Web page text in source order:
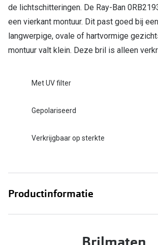
de lichtschitteringen. De Ray-Ban
een vierkant montuur. Dit past goed bij
langwerpige, ovale of hartvormige
montuur valt klein. Deze bril is alleen
Met UV filter
Gepolariseerd
Verkrijgbaar op sterkte
Productinformatie